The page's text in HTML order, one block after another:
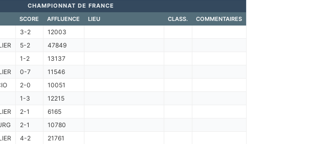
CHAMPIONNAT DE FRANCE
SCORE AFFLUENCE LIEU CLASS. COMMENTAIRES
3-2
12003
5-2
47849
1-2
13137
0-7
11546
2-0
10051
1-3
12215
2-1
6165
2-1
10780
4-2
21761